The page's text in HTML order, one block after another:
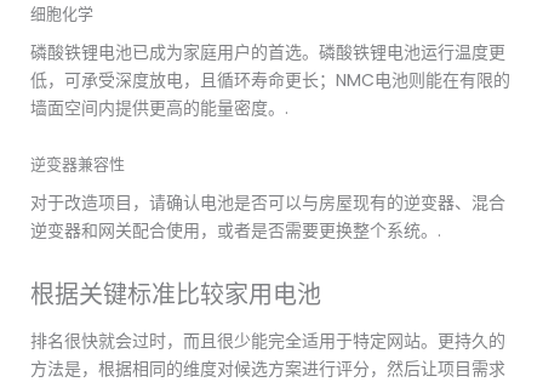
细胞化学
磷酸铁锂电池已成为家庭用户的首选。磷酸铁锂电池运行温度更
低，可承受深度放电，且循环寿命更长；NMC电池则能在有限的
墙面空间内提供更高的能量密度。.
逆变器兼容性
对于改造项目，请确认电池是否可以与房屋现有的逆变器、混合
逆变器和网关配合使用，或者是否需要更换整个系统。.
根据关键标准比较家用电池
排名很快就会过时，而且很少能完全适用于特定网站。更持久的
方法是，根据相同的维度对候选方案进行评分，然后让项目需求